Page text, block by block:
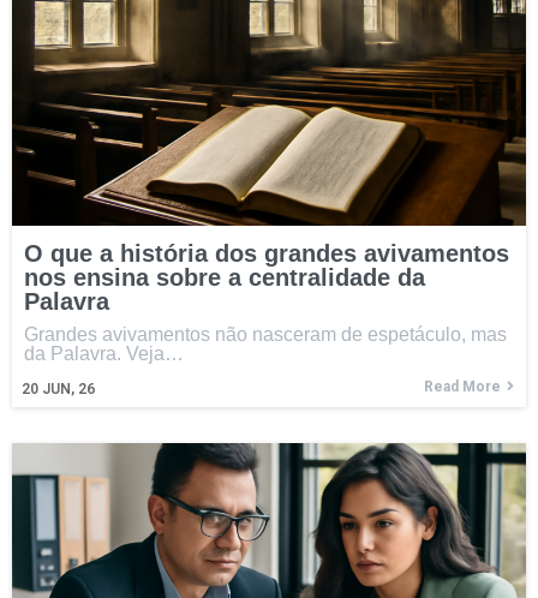
O que a história dos grandes avivamentos
nos ensina sobre a centralidade da
Palavra
20 JUN, 26
Grandes avivamentos não nasceram de espetáculo, mas
da Palavra. Veja…
Read More